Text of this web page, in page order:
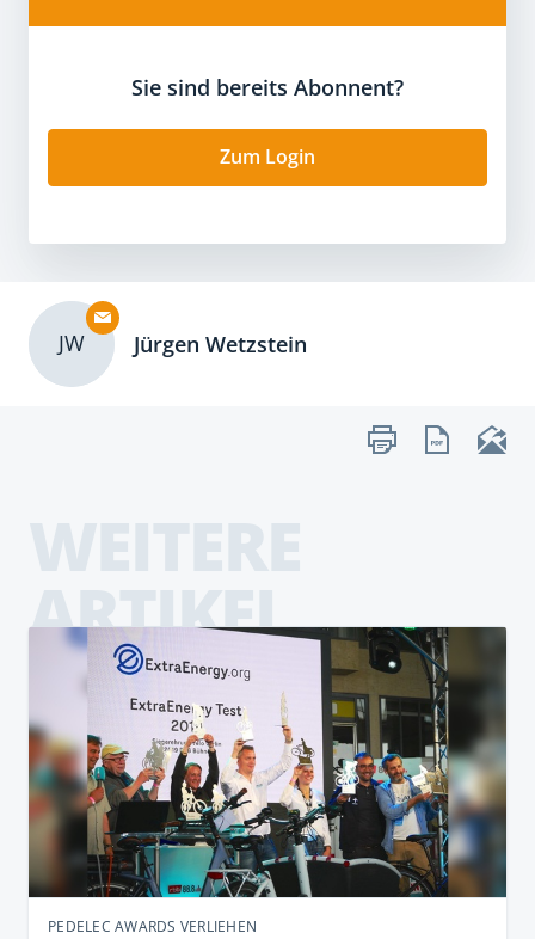
Sie sind bereits Abonnent?
Zum Login
JW Jürgen Wetzstein
ARTIKEL
PEDELEC AWARDS VERLIEHEN